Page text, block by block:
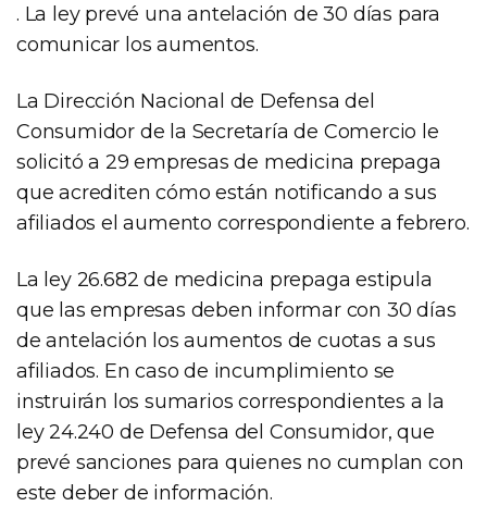
. La ley prevé una antelación de 30 días para
comunicar los aumentos.
La Dirección Nacional de Defensa del
Consumidor de la Secretaría de Comercio le
solicitó a 29 empresas de medicina prepaga
que acrediten cómo están notificando a sus
afiliados el aumento correspondiente a febrero.
La ley 26.682 de medicina prepaga estipula
que las empresas deben informar con 30 días
de antelación los aumentos de cuotas a sus
afiliados. En caso de incumplimiento se
instruirán los sumarios correspondientes a la
ley 24.240 de Defensa del Consumidor, que
prevé sanciones para quienes no cumplan con
este deber de información.